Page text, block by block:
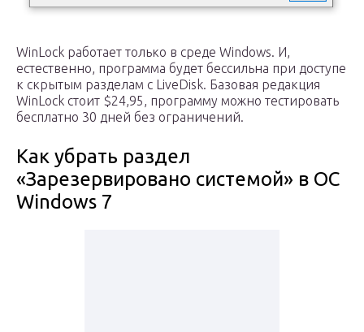
WinLock работает только в среде Windows. И,
естественно, программа будет бессильна при доступе
к скрытым разделам с LiveDisk. Базовая редакция
WinLock стоит $24,95, программу можно тестировать
бесплатно 30 дней без ограничений.
Как убрать раздел
«Зарезервировано системой» в ОС
Windows 7